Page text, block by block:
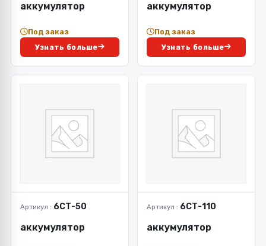
аккумулятор
Под заказ
Узнать больше
аккумулятор
Под заказ
Узнать больше
Артикул : 6СТ-50
аккумулятор
Артикул : 6СТ-110
аккумулятор